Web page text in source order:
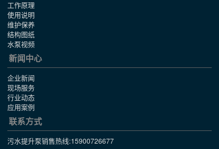
工作原理
使用说明
维护保养
结构图纸
水泵视频
新闻中心
企业新闻
现场服务
行业动态
应用案例
联系方式
污水提升泵销售热线:15900726677